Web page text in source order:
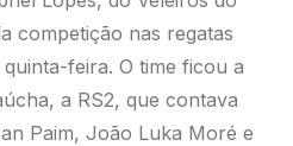
competição nas regatas
feira. O time ficou a
a RS2, que contava
Paim, João Luka Moré e